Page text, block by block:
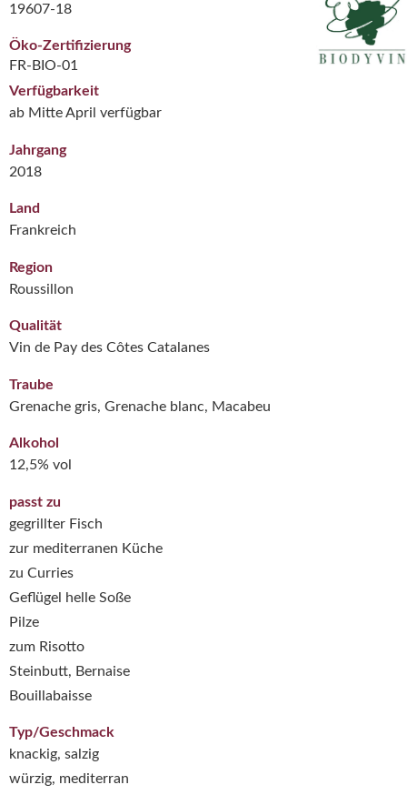
19607-18
Öko-Zertifizierung
FR-BIO-01
Verfügbarkeit
ab Mitte April verfügbar
Jahrgang
2018
Land
Frankreich
Region
Roussillon
Qualität
Vin de Pay des Côtes Catalanes
Traube
Grenache gris, Grenache blanc, Macabeu
Alkohol
12,5% vol
passt zu
gegrillter Fisch
zur mediterranen Küche
zu Curries
Geflügel helle Soße
Pilze
zum Risotto
Steinbutt, Bernaise
Bouillabaisse
Typ/Geschmack
knackig, salzig
würzig, mediterran